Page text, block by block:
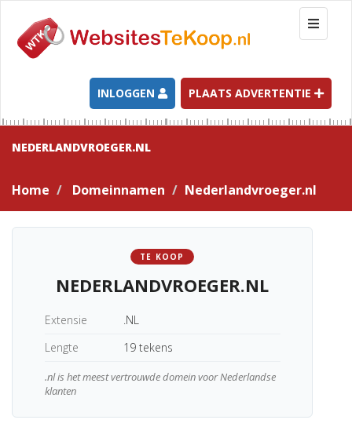
T
o
g
l
e
n
g
a
t
INLOGGEN PLAATS ADVERTENTIE
NEDERLANDVROEGER.NL
Home Domeinnamen Nederlandvroeger.nl
TE KOOP
NEDERLANDVROEGER.NL
Extensie
.NL
Lengte
19 tekens
.nl is het meest vertrouwde domein voor Nederlandse
klanten